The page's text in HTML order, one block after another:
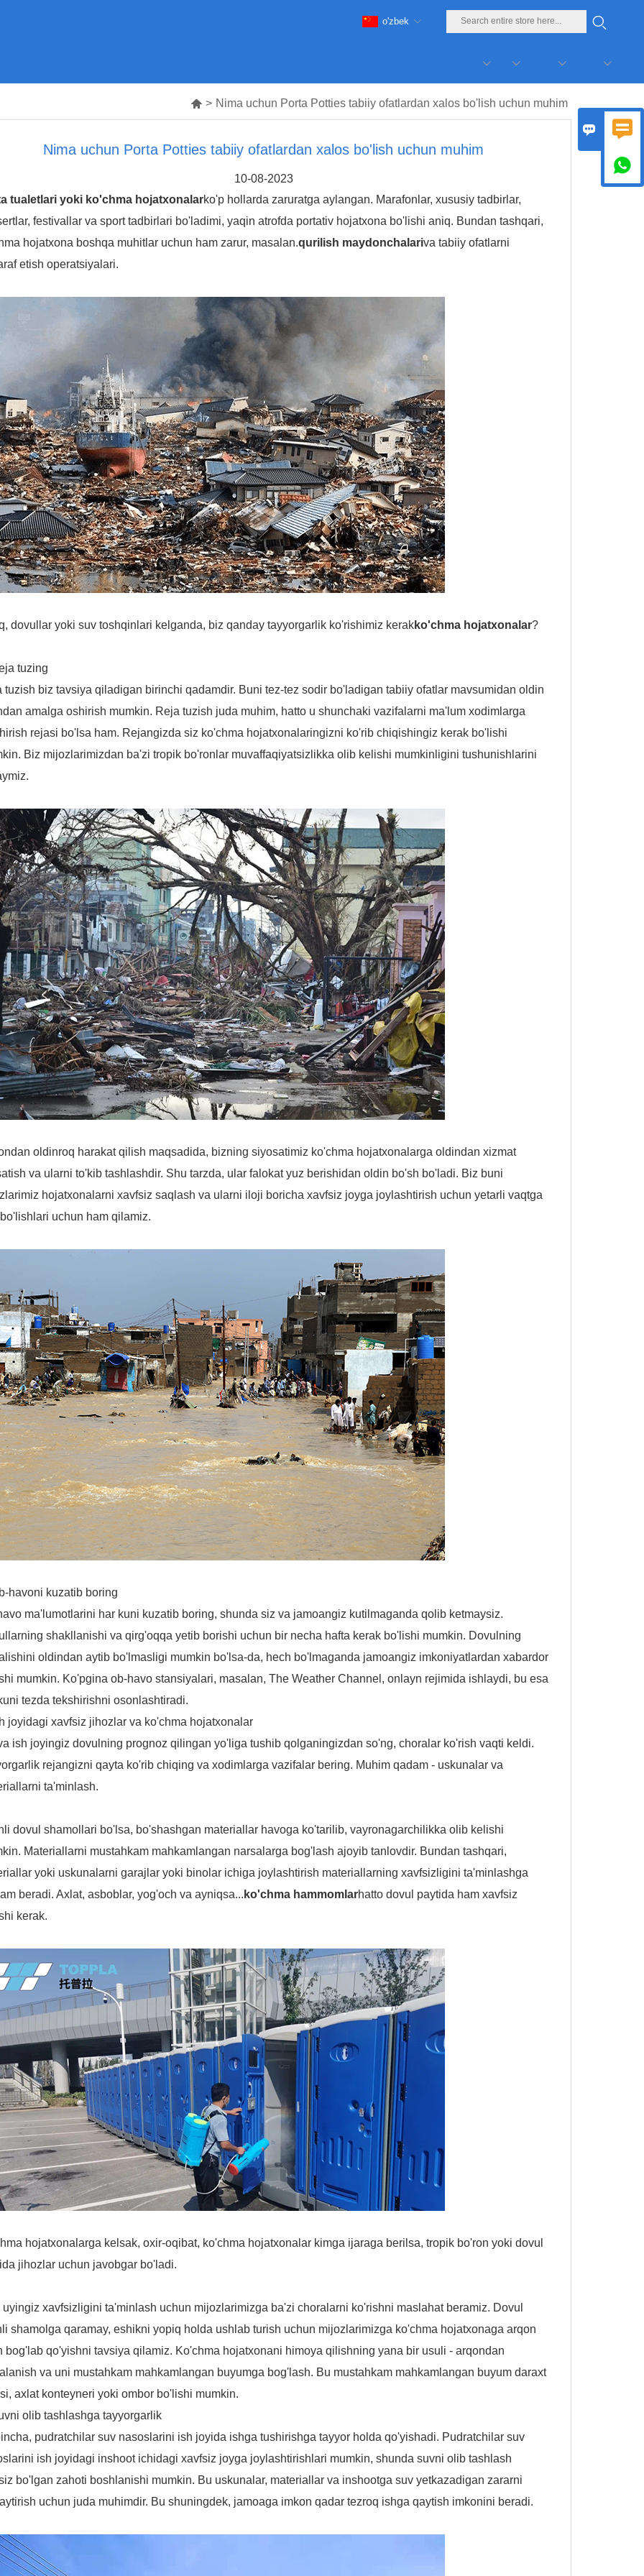
o'zbek
 > Nima uchun Porta Potties tabiiy ofatlardan xalos bo'lish uchun muhim
Nima uchun Porta Potties tabiiy ofatlardan xalos bo'lish uchun muhim
10-08-2023
tualetlari yoki ko'chma hojatxonalarko'p hollarda zaruratga aylangan. Marafonlar, xususiy tadbirlar,
festivallar va sport tadbirlari bo'ladimi, yaqin atrofda portativ hojatxona bo'lishi aniq. Bundan tashqari,
hojatxona boshqa muhitlar uchun ham zarur, masalan.qurilish maydonchalariva tabiiy ofatlarni
etish operatsiyalari.
dovullar yoki suv toshqinlari kelganda, biz qanday tayyorgarlik ko'rishimiz kerakko'chma hojatxonalar?
tuzing
tuzish biz tavsiya qiladigan birinchi qadamdir. Buni tez-tez sodir bo'ladigan tabiiy ofatlar mavsumidan oldin
amalga oshirish mumkin. Reja tuzish juda muhim, hatto u shunchaki vazifalarni ma'lum xodimlarga
rejasi bo'lsa ham. Rejangizda siz ko'chma hojatxonalaringizni ko'rib chiqishingiz kerak bo'lishi
Biz mijozlarimizdan ba'zi tropik bo'ronlar muvaffaqiyatsizlikka olib kelishi mumkinligini tushunishlarini
oldinroq harakat qilish maqsadida, bizning siyosatimiz ko'chma hojatxonalarga oldindan xizmat
va ularni to'kib tashlashdir. Shu tarzda, ular falokat yuz berishidan oldin bo'sh bo'ladi. Biz buni
hojatxonalarni xavfsiz saqlash va ularni iloji boricha xavfsiz joyga joylashtirish uchun yetarli vaqtga
uchun ham qilamiz.
havoni kuzatib boring
ma'lumotlarini har kuni kuzatib boring, shunda siz va jamoangiz kutilmaganda qolib ketmaysiz.
shakllanishi va qirg'oqqa yetib borishi uchun bir necha hafta kerak bo'lishi mumkin. Dovulning
oldindan aytib bo'lmasligi mumkin bo'lsa-da, hech bo'lmaganda jamoangiz imkoniyatlardan xabardor
mumkin. Ko'pgina ob-havo stansiyalari, masalan, The Weather Channel, onlayn rejimida ishlaydi, bu esa
tezda tekshirishni osonlashtiradi.
joyidagi xavfsiz jihozlar va ko'chma hojatxonalar
ish joyingiz dovulning prognoz qilingan yo'liga tushib qolganingizdan so'ng, choralar ko'rish vaqti keldi.
rejangizni qayta ko'rib chiqing va xodimlarga vazifalar bering. Muhim qadam - uskunalar va
ta'minlash.
dovul shamollari bo'lsa, bo'shashgan materiallar havoga ko'tarilib, vayronagarchilikka olib kelishi
Materiallarni mustahkam mahkamlangan narsalarga bog'lash ajoyib tanlovdir. Bundan tashqari,
yoki uskunalarni garajlar yoki binolar ichiga joylashtirish materiallarning xavfsizligini ta'minlashga
beradi. Axlat, asboblar, yog'och va ayniqsa... ko'chma hammomlarhatto dovul paytida ham xavfsiz
kerak.
hojatxonalarga kelsak, oxir-oqibat, ko'chma hojatxonalar kimga ijaraga berilsa, tropik bo'ron yoki dovul
jihozlar uchun javobgar bo'ladi.
uyingiz xavfsizligini ta'minlash uchun mijozlarimizga ba'zi choralarni ko'rishni maslahat beramiz. Dovul
shamolga qaramay, eshikni yopiq holda ushlab turish uchun mijozlarimizga ko'chma hojatxonaga arqon
bog'lab qo'yishni tavsiya qilamiz. Ko'chma hojatxonani himoya qilishning yana bir usuli - arqondan
va uni mustahkam mahkamlangan buyumga bog'lash. Bu mustahkam mahkamlangan buyum daraxt
axlat konteyneri yoki ombor bo'lishi mumkin.
olib tashlashga tayyorgarlik
pudratchilar suv nasoslarini ish joyida ishga tushirishga tayyor holda qo'yishadi. Pudratchilar suv
ish joyidagi inshoot ichidagi xavfsiz joyga joylashtirishlari mumkin, shunda suvni olib tashlash
bo'lgan zahoti boshlanishi mumkin. Bu uskunalar, materiallar va inshootga suv yetkazadigan zararni
uchun juda muhimdir. Bu shuningdek, jamoaga imkon qadar tezroq ishga qaytish imkonini beradi.
 
